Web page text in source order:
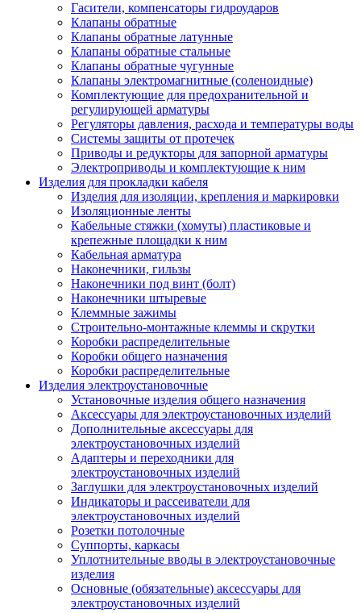
Гасители, компенсаторы гидроударов
Клапаны обратные
Клапаны обратные латунные
Клапаны обратные стальные
Клапаны обратные чугунные
Клапаны электромагнитные (соленоидные)
Комплектующие для предохранительной и
регулирующей арматуры
Регуляторы давления, расхода и температуры воды
Системы защиты от протечек
Приводы и редукторы для запорной арматуры
Электроприводы и комплектующие к ним
Изделия для прокладки кабеля
Изделия для изоляции, крепления и маркировки
Изоляционные ленты
Кабельные стяжки (хомуты) пластиковые и
крепежные площадки к ним
Кабельная арматура
Наконечники, гильзы
Наконечники под винт (болт)
Наконечники штыревые
Клеммные зажимы
Строительно-монтажные клеммы и скрутки
Коробки распределительные
Коробки общего назначения
Коробки распределительные
Изделия электроустановочные
Установочные изделия общего назначения
Аксессуары для электроустановочных изделий
Дополнительные аксессуары для
электроустановочных изделий
Адаптеры и переходники для
электроустановочных изделий
Заглушки для электроустановочных изделий
Индикаторы и рассеиватели для
электроустановочных изделий
Розетки потолочные
Суппорты, каркасы
Уплотнительные вводы в электроустановочные
изделия
Основные (обязательные) аксессуары для
электроустановочных изделий